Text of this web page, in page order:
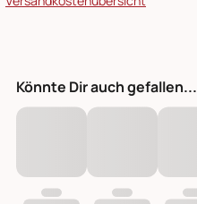
Könnte Dir auch gefallen...